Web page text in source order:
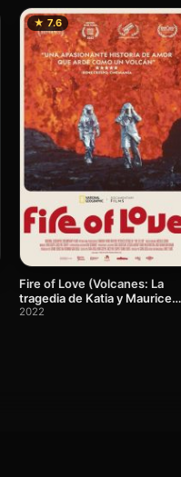
★ 7.6
Fire of Love (Volcanes: La
tragedia de Katia y Maurice
Krafft)
2022